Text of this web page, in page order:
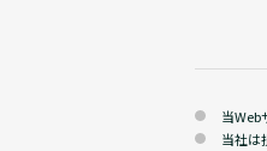
当Web
当社は